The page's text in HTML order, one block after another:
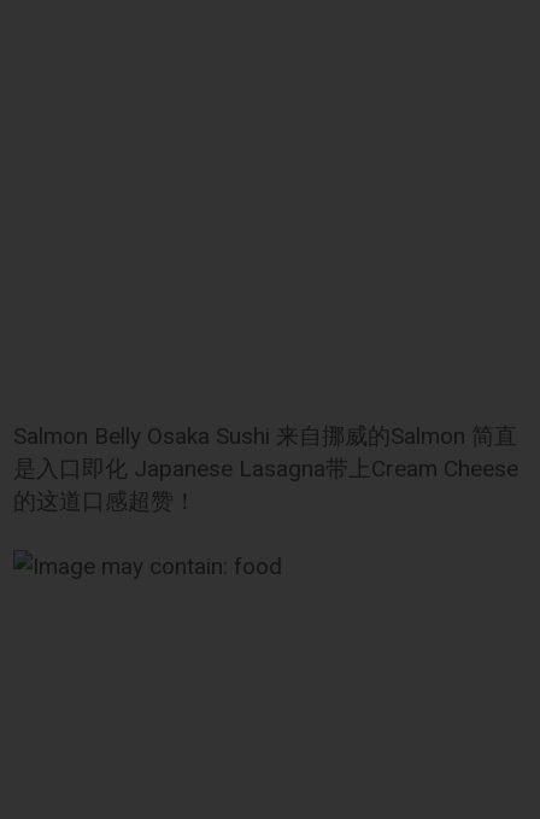
Salmon Belly Osaka Sushi 来自挪威的Salmon 简直
是入口即化 Japanese Lasagna带上Cream Cheese
的这道口感超赞！